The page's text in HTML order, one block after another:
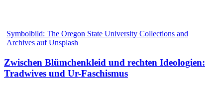
Symbolbild: The Oregon State University Collections and
Archives auf Unsplash
Zwischen Blümchenkleid und rechten Ideologien:
Tradwives und Ur-Faschismus